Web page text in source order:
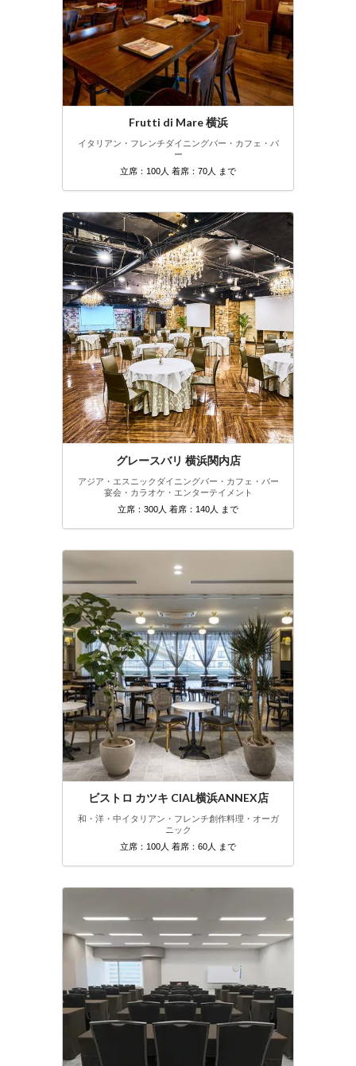
Frutti di Mare 横浜
イタリアン・フレンチダイニングバー・カフェ・バ
ー
立席：100人 着席：70人 まで
グレースバリ 横浜関内店
アジア・エスニック ダイニングバー・カフェ・バー
宴会・カラオケ・エンターテイメント
立席：300人 着席：140人 まで
ビストロ カツキ CIAL横浜ANNEX店
和・洋・中イタリアン・フレンチ創作料理・オーガ
ニック
立席：100人 着席：60人 まで